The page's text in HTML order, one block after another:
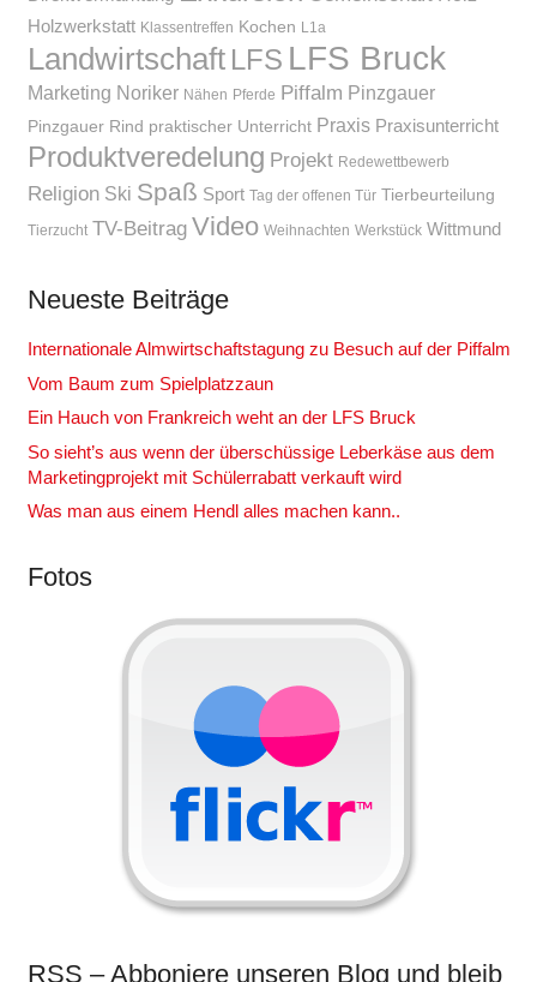
Holzwerkstatt Klassentreffen Kochen L1a
Landwirtschaft LFS LFS Bruck
Marketing Noriker Nähen Pferde Piffalm Pinzgauer
Pinzgauer Rind praktischer Unterricht Praxis Praxisunterricht
Produktveredelung Projekt Redewettbewerb
Religion Ski Spaß Sport Tag der offenen Tür Tierbeurteilung
Tierzucht TV-Beitrag Video Weihnachten Werkstück Wittmund
Neueste Beiträge
Internationale Almwirtschaftstagung zu Besuch auf der Piffalm
Vom Baum zum Spielplatzzaun
Ein Hauch von Frankreich weht an der LFS Bruck
So sieht’s aus wenn der überschüssige Leberkäse aus dem
Marketingprojekt mit Schülerrabatt verkauft wird
Was man aus einem Hendl alles machen kann..
Fotos
RSS – Abboniere unseren Blog und bleib